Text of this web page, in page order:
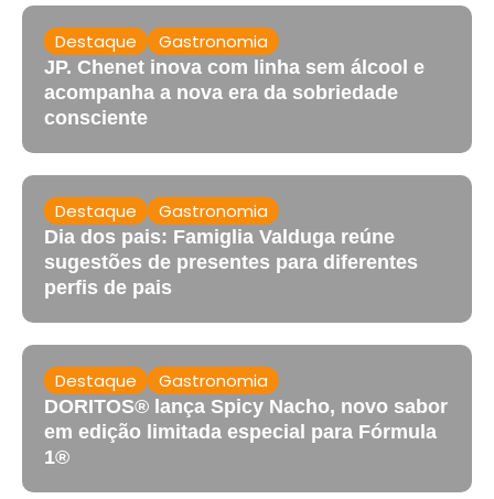
Destaque Gastronomia
JP. Chenet inova com linha sem álcool e
acompanha a nova era da sobriedade
consciente
Destaque Gastronomia
Dia dos pais: Famiglia Valduga reúne
sugestões de presentes para diferentes
perfis de pais
Destaque Gastronomia
DORITOS® lança Spicy Nacho, novo sabor
em edição limitada especial para Fórmula
1®